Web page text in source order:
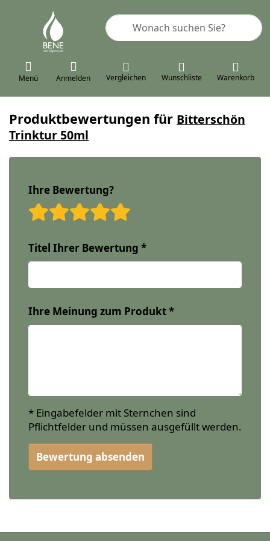
Geben Sie einen Suchbegriff ein.
Menü Anmelden Vergleichen Wunschliste Warenkorb
Produktbewertungen für Bitterschön
Trinktur 50ml
Ihre Bewertung?
Bewertung: 4
Bewertung: 3 von
Bewertung: 2 von 5
Bewertung: 1 von 5
Titel Ihrer Bewertung
Ihre Meinung zum Produkt
* Eingabefelder mit Sternchen sind
Pflichtfelder und müssen ausgefüllt werden.
Bewertung absenden